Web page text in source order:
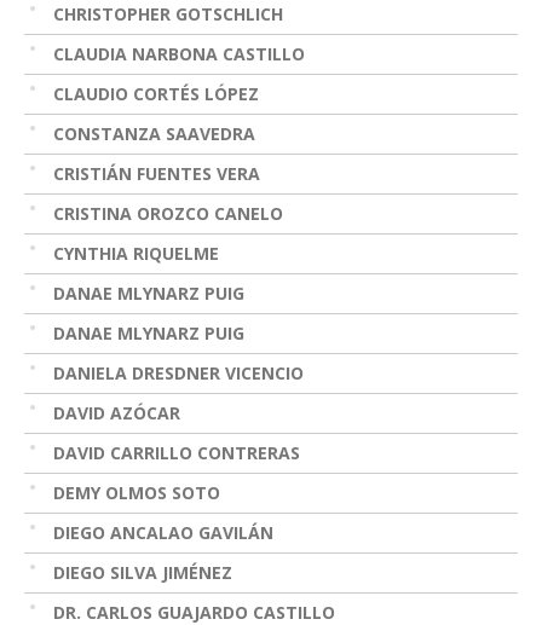
CHRISTOPHER GOTSCHLICH
CLAUDIA NARBONA CASTILLO
CLAUDIO CORTÉS LÓPEZ
CONSTANZA SAAVEDRA
CRISTIÁN FUENTES VERA
CRISTINA OROZCO CANELO
CYNTHIA RIQUELME
DANAE MLYNARZ PUIG
DANAE MLYNARZ PUIG
DANIELA DRESDNER VICENCIO
DAVID AZÓCAR
DAVID CARRILLO CONTRERAS
DEMY OLMOS SOTO
DIEGO ANCALAO GAVILÁN
DIEGO SILVA JIMÉNEZ
DR. CARLOS GUAJARDO CASTILLO